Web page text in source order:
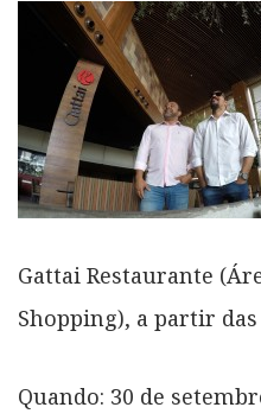
Gattai Restaurante
Shopping), a partir
Quando: 30 de